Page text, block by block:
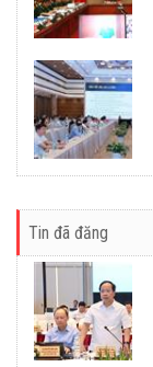
Tin đã đăng